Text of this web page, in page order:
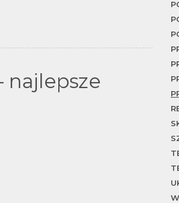
najlepsze